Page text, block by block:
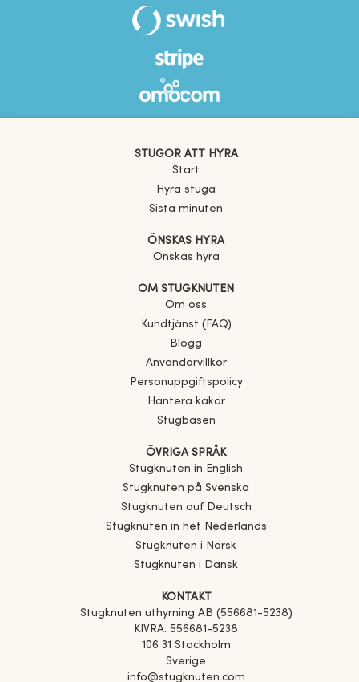
STUGOR ATT HYRA
Start
Hyra stuga
Sista minuten
ÖNSKAS HYRA
Önskas hyra
OM STUGKNUTEN
Om oss
Kundtjänst (FAQ)
Blogg
Användarvillkor
Personuppgiftspolicy
Hantera kakor
Stugbasen
ÖVRIGA SPRÅK
Stugknuten in English
Stugknuten på Svenska
Stugknuten auf Deutsch
Stugknuten in het Nederlands
Stugknuten i Norsk
Stugknuten i Dansk
KONTAKT
Stugknuten uthyrning AB (556681-5238)
KIVRA: 556681-5238
106 31 Stockholm
Sverige
info@stugknuten.com